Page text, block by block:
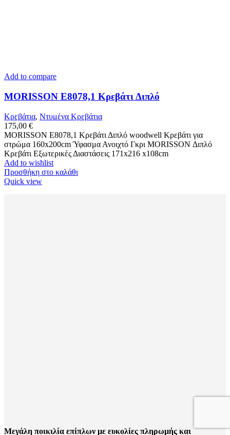
Add to compare
MORISSON Ε8078,1 Κρεβάτι Διπλό
Κρεβάτια, Ντυμένα Κρεβάτια
175,00 €
MORISSON Ε8078,1 Κρεβάτι Διπλό woodwell Κρεβάτι για
στρώμα 160x200cm Ύφασμα Ανοιχτό Γκρι MORISSON Διπλό
Κρεβάτι Εξωτερικές Διαστάσεις 171x216 x108cm
Add to wishlist
Προσθήκη στο καλάθι
Quick view
Μεγάλη ποικιλία επίπλων με ευκολίες πληρωμής και